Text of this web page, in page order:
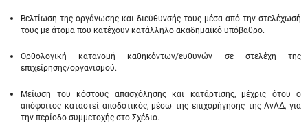
Βελτίωση της οργάνωσης και διεύθυνσής τους μέσα από την στελέχωσή
τους με άτομα που κατέχουν κατάλληλο ακαδημαϊκό υπόβαθρο.
Ορθολογική κατανομή καθηκόντων/ευθυνών σε στελέχη της
επιχείρησης/οργανισμού.
Μείωση του κόστους απασχόλησης και κατάρτισης, μέχρις ότου ο
απόφοιτος καταστεί αποδοτικός, μέσω της επιχορήγησης της ΑνΑΔ, για
την περίοδο συμμετοχής στο Σχέδιο.